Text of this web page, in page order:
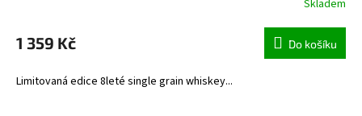
Skladem
1 359 Kč Do košíku
Limitovaná edice 8leté single grain whiskey...